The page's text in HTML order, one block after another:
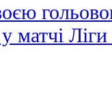
матчі